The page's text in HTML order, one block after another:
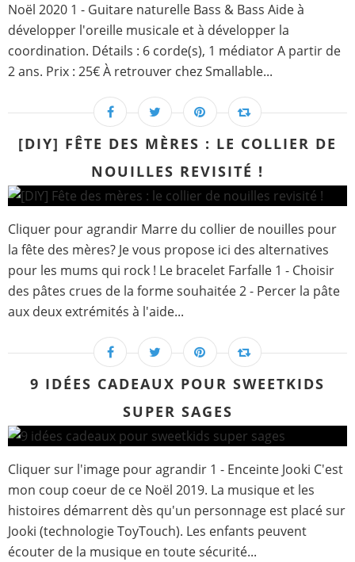
Noël 2020 1 - Guitare naturelle Bass & Bass Aide à
développer l'oreille musicale et à développer la
coordination. Détails : 6 corde(s), 1 médiator A partir de
2 ans. Prix : 25€ À retrouver chez Smallable...
[DIY] FÊTE DES MÈRES : LE COLLIER DE
NOUILLES REVISITÉ !
Cliquer pour agrandir Marre du collier de nouilles pour
la fête des mères? Je vous propose ici des alternatives
pour les mums qui rock ! Le bracelet Farfalle 1 - Choisir
des pâtes crues de la forme souhaitée 2 - Percer la pâte
aux deux extrémités à l'aide...
9 IDÉES CADEAUX POUR SWEETKIDS
SUPER SAGES
Cliquer sur l'image pour agrandir 1 - Enceinte Jooki C'est
mon coup coeur de ce Noël 2019. La musique et les
histoires démarrent dès qu'un personnage est placé sur
Jooki (technologie ToyTouch). Les enfants peuvent
écouter de la musique en toute sécurité...